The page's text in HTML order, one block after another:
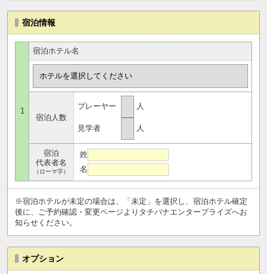
宿泊情報
1
宿泊ホテル名
宿泊人数
プレーヤー 人
見学者 人
宿泊
代表者名
（ローマ字）
姓
名
※宿泊ホテルが未定の場合は、「未定」を選択し、宿泊ホテル確定
後に、ご予約確認・変更ページよりタチバナエンタープライズへお
知らせください。
オプション